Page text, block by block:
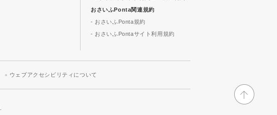
おさいふPonta関連規約
- おさいふPonta規約
- おさいふPontaサイト利用規約
ウェブアクセシビリティについて